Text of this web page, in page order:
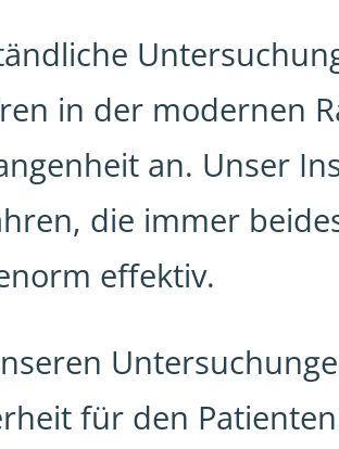
in der modernen
an. Unser
die immer
effektiv.
für den